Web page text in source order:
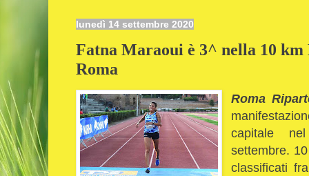
lunedì 14 settembre 2020
Fatna Maraoui è 3^ nella 10
Roma
Roma
capitale
settembre.
classificati